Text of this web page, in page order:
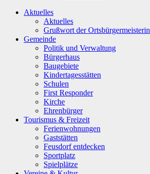
Aktuelles
Aktuelles
Grußwort der Ortsbürgermeisterin
Gemeinde
Politik und Verwaltung
Bürgerhaus
Baugebiete
Kindertagesstätten
Schulen
First Responder
Kirche
Ehrenbürger
Tourismus & Freizeit
Ferienwohnungen
Gaststätten
Feusdorf entdecken
Sportplatz
Spielplätze